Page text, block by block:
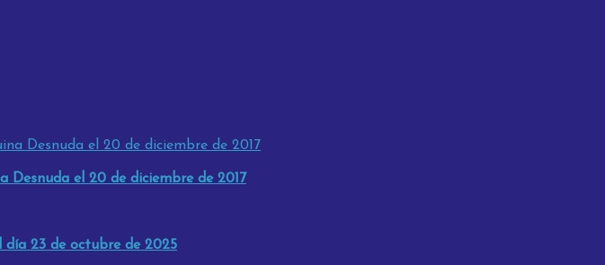
Desnuda el 20 de diciembre de 2017
23 de octubre de 2025